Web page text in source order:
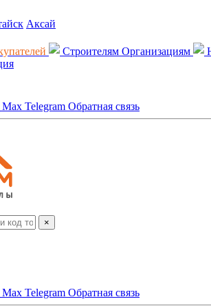
Аксай
Строителям Организациям
Max Telegram Обратная связь
×
Max Telegram Обратная связь